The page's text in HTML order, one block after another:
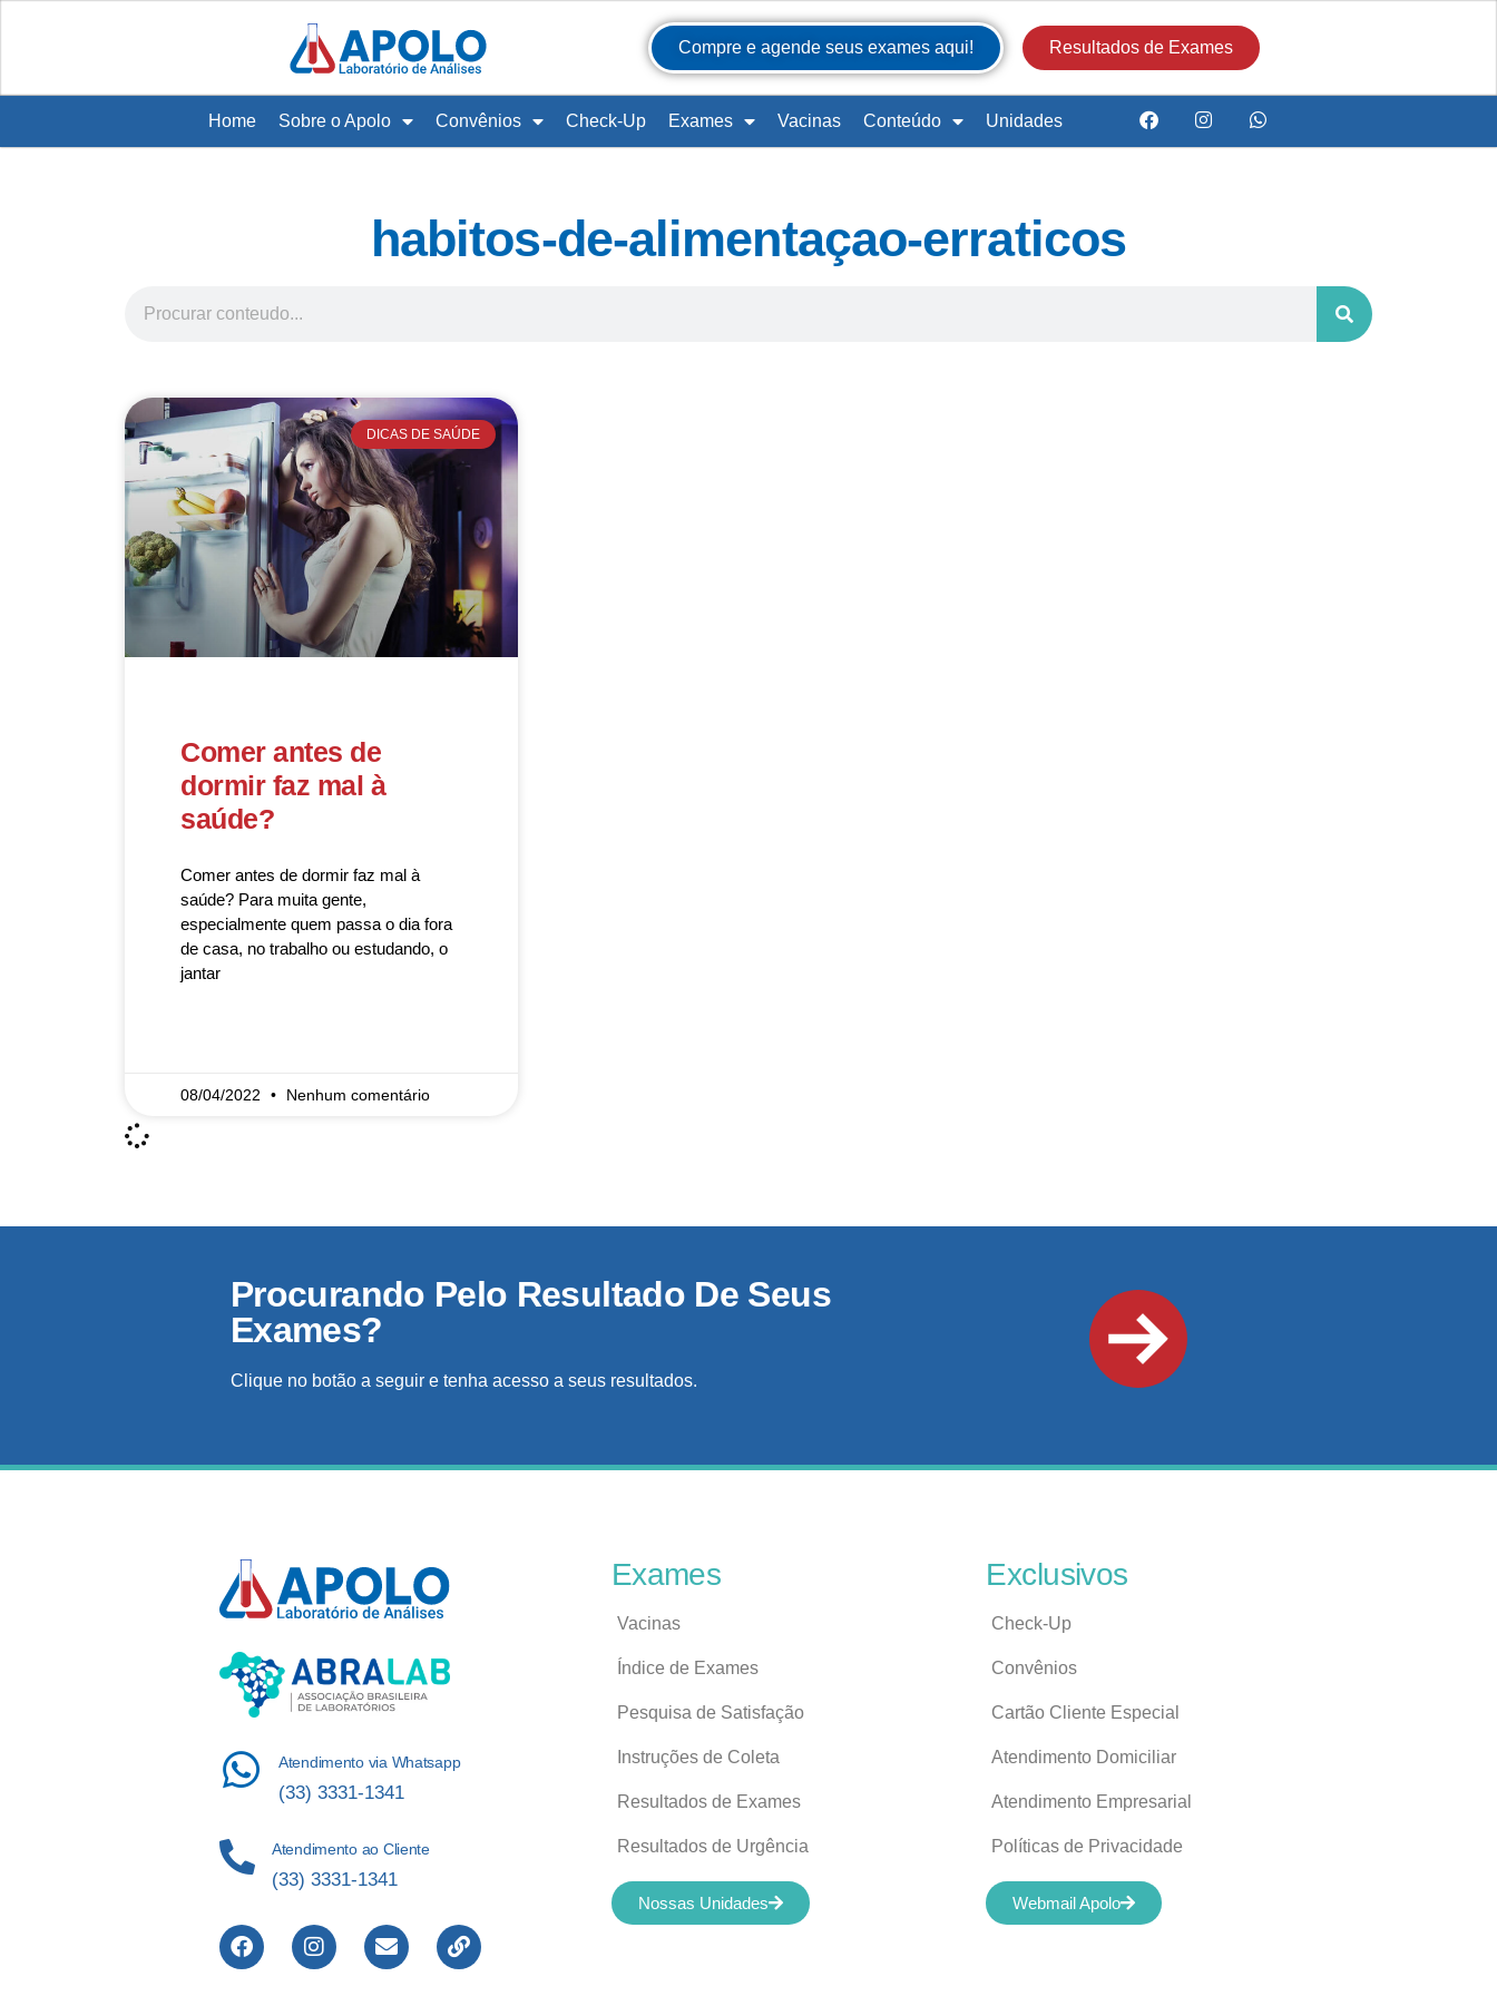
Compre e agende seus exames aqui! Resultados de Exames
Home Sobre o Apolo Convênios Check-Up Exames Vacinas Conteúdo Unidades
habitos-de-alimentaçao-erraticos
DICAS DE SAÚDE
Comer antes de
dormir faz mal à
saúde?
Comer antes de dormir faz mal à
saúde? Para muita gente,
especialmente quem passa o dia fora
de casa, no trabalho ou estudando, o
jantar
08/04/2022 Nenhum comentário
Procurando Pelo Resultado De Seus
Exames?
Clique no botão a seguir e tenha acesso a seus resultados.
Atendimento via Whatsapp
(33) 3331-1341
Atendimento ao Cliente
(33) 3331-1341
Exames
Vacinas
Índice de Exames
Pesquisa de Satisfação
Instruções de Coleta
Resultados de Exames
Resultados de Urgência
Nossas Unidades
Exclusivos
Check-Up
Convênios
Cartão Cliente Especial
Atendimento Domiciliar
Atendimento Empresarial
Políticas de Privacidade
Webmail Apolo